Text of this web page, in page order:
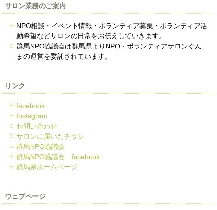
サロン業務のご案内
NPO相談・イベント情報・ボランティア募集・ボランティア活
動希望などサロンの日常をお伝えしていきます。
群馬NPO協議会は群馬県よりNPO・ボランティアサロンぐん
まの運営を委託されています。
リンク
facebook
Instagram
お問い合わせ
サロンに届いたチラシ
群馬NPO協議会
群馬NPO協議会 facebook
群馬県ホームページ
ウェブページ